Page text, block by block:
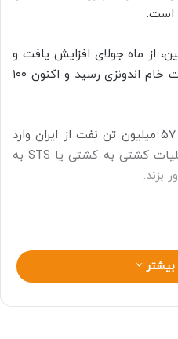
است.
از ماه جولای افزایش یافت و
به سطح بالایی فراتر از تولید نفت خام اندونزی رسید و اکنون ۱۰۰
در ۱۰ ماهه نخست امسال، چین ۵۷ میلیون تن نفت از ایران وارد
کرده که ۵۱ میلیون تن آن با عملیات کشتی به کشتی یا STS به
بزند.